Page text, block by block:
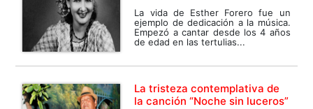
La vida de Esther Forero fue un
ejemplo de dedicación a la música.
Empezó a cantar desde los 4 años
de edad en las tertulias...
La tristeza contemplativa de
la canción “Noche sin luceros”